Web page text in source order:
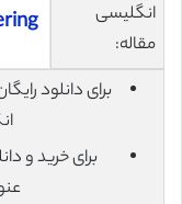
انگلیسی
مقاله:
برای خرید و